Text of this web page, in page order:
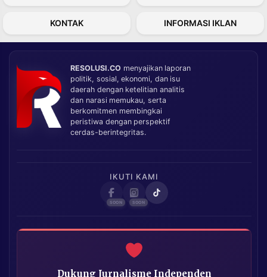
KONTAK INFORMASI IKLAN
RESOLUSI.CO menyajikan laporan
politik, sosial, ekonomi, dan isu
daerah dengan ketelitian analitis
dan narasi memukau, serta
berkomitmen membingkai
peristiwa dengan perspektif
cerdas-berintegritas.
IKUTI KAMI
Dukung Jurnalisme Independen